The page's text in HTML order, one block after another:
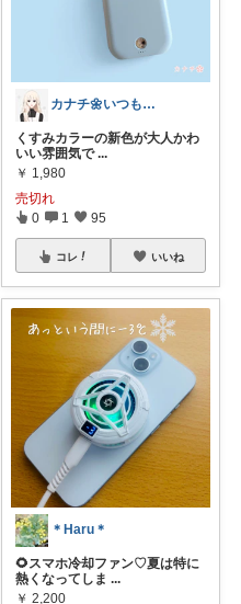
カナチ🌼いつもご覧くださり感謝ꕤ
くすみカラーの新色が大人かわ
いい雰囲気で...
￥ 1,980
売切れ
0 1 95
コレ いいね
＊Haru＊
🌻スマホ冷却ファン♡夏は特に
熱くなってしま ...
￥ 2,200